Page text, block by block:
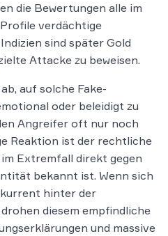
die Bewertungen alle im
verdächtige
sind später Gold
Attacke zu beweisen.
auf solche Fake-
oder beleidigt zu
Angreifer oft nur noch
Reaktion ist der rechtliche
Extremfall direkt gegen
bekannt ist. Wenn sich
hinter der
diesem empfindliche
und massive